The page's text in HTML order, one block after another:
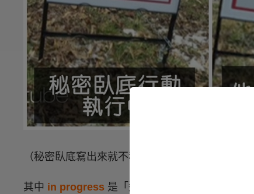
（秘密臥底寫出來就不秘密啦！）
其中 in progress 是「進行中」的意思，在經過